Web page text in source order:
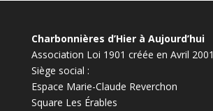
Charbonnières d’Hier à Aujourd’hui
Association Loi 1901 créée en Avril 2001
Siège social :
Espace Marie-Claude Reverchon
Square Les Érables